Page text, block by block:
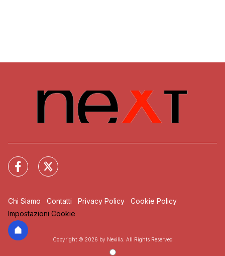
Chi Siamo Contatti Privacy Policy
Cookie Policy
Impostazioni Cookie
Copyright © 2026 by Nexilia. All Rights Reserved